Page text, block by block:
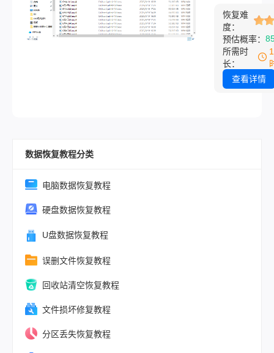
修复！根据
方技术支持
85%以上的
误可通过系
工具解决。
缺失怎么修
来！
找到
xxx.dll"或
失"。很多人
应是去网上
文件下载，
恢复难
度：
预估概率：
所需时
长：
查看详情
数据恢复教程分类
电脑数据恢复教程
硬盘数据恢复教程
U盘数据恢复教程
误删文件恢复教程
回收站清空恢复教程
文件损坏修复教程
分区丢失恢复教程